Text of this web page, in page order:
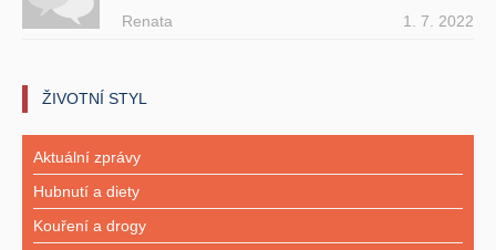
Renata 1. 7. 2022
ŽIVOTNÍ STYL
Aktuální zprávy
Hubnutí a diety
Kouření a drogy